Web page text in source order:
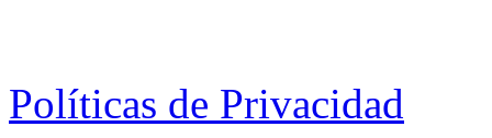
Políticas de Privacidad